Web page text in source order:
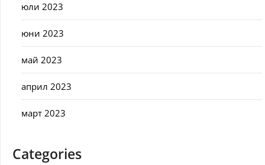
юли 2023
юни 2023
май 2023
април 2023
март 2023
Categories